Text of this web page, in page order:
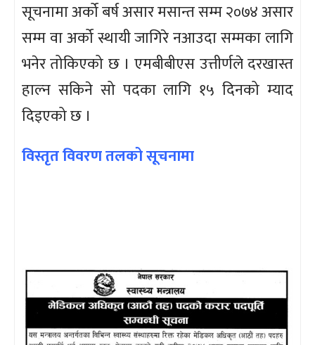
सूचनामा अर्को बर्ष असार मसान्त सम्म २०७४ असार
सम्म वा अर्को स्थायी जागिरे नआउदा सम्मका लागि
भनेर तोकिएको छ । एमबीबीएस उत्तीर्णले दरखास्त
हाल्न सकिने सो पदका लागि १५ दिनको म्याद
दिइएको छ ।
विस्तृत विवरण तलको सूचनामा